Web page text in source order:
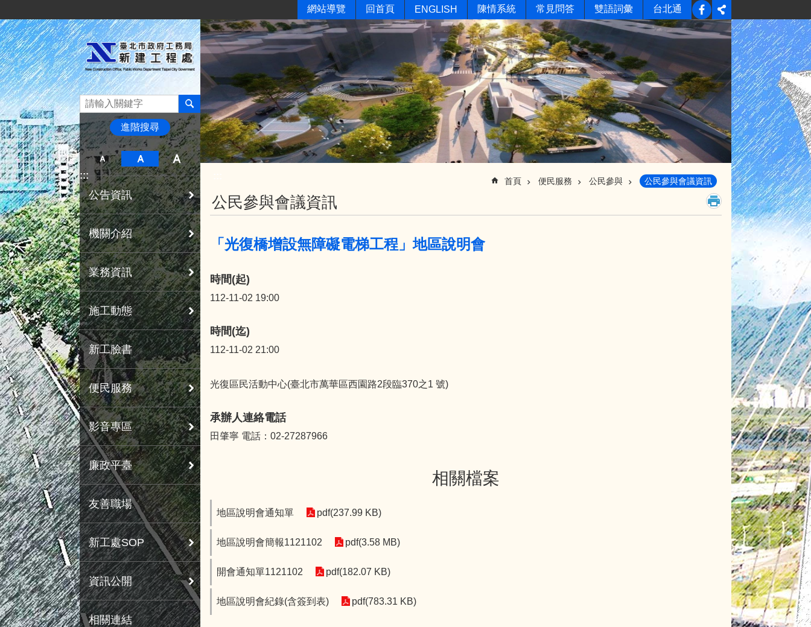
網站導覽 回首頁 ENGLISH 陳情系統 常見問答 雙語詞彙 台北通
進階搜尋
:::
公告資訊
機關介紹
業務資訊
施工動態
新工臉書
便民服務
影音專區
廉政平臺
友善職場
新工處SOP
資訊公開
相關連結
首頁 便民服務 公民參與 公民參與會議資訊
公民參與會議資訊
「光復橋增設無障礙電梯工程」地區說明會
時間(起)
112-11-02 19:00
時間(迄)
112-11-02 21:00
光復區民活動中心(臺北市萬華區西園路2段臨370之1 號)
承辦人連絡電話
田肇寧 電話：02-27287966
相關檔案
地區說明會通知單 pdf(237.99 KB)
地區說明會簡報1121102 pdf(3.58 MB)
開會通知單1121102 pdf(182.07 KB)
地區說明會紀錄(含簽到表) pdf(783.31 KB)